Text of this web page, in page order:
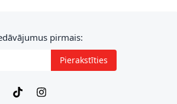
pirmais:
Pierakstīties